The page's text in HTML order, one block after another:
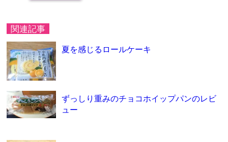
関連記事
夏を感じるロールケーキ
ずっしり重みのチョコホイップパンのレビ
ュー